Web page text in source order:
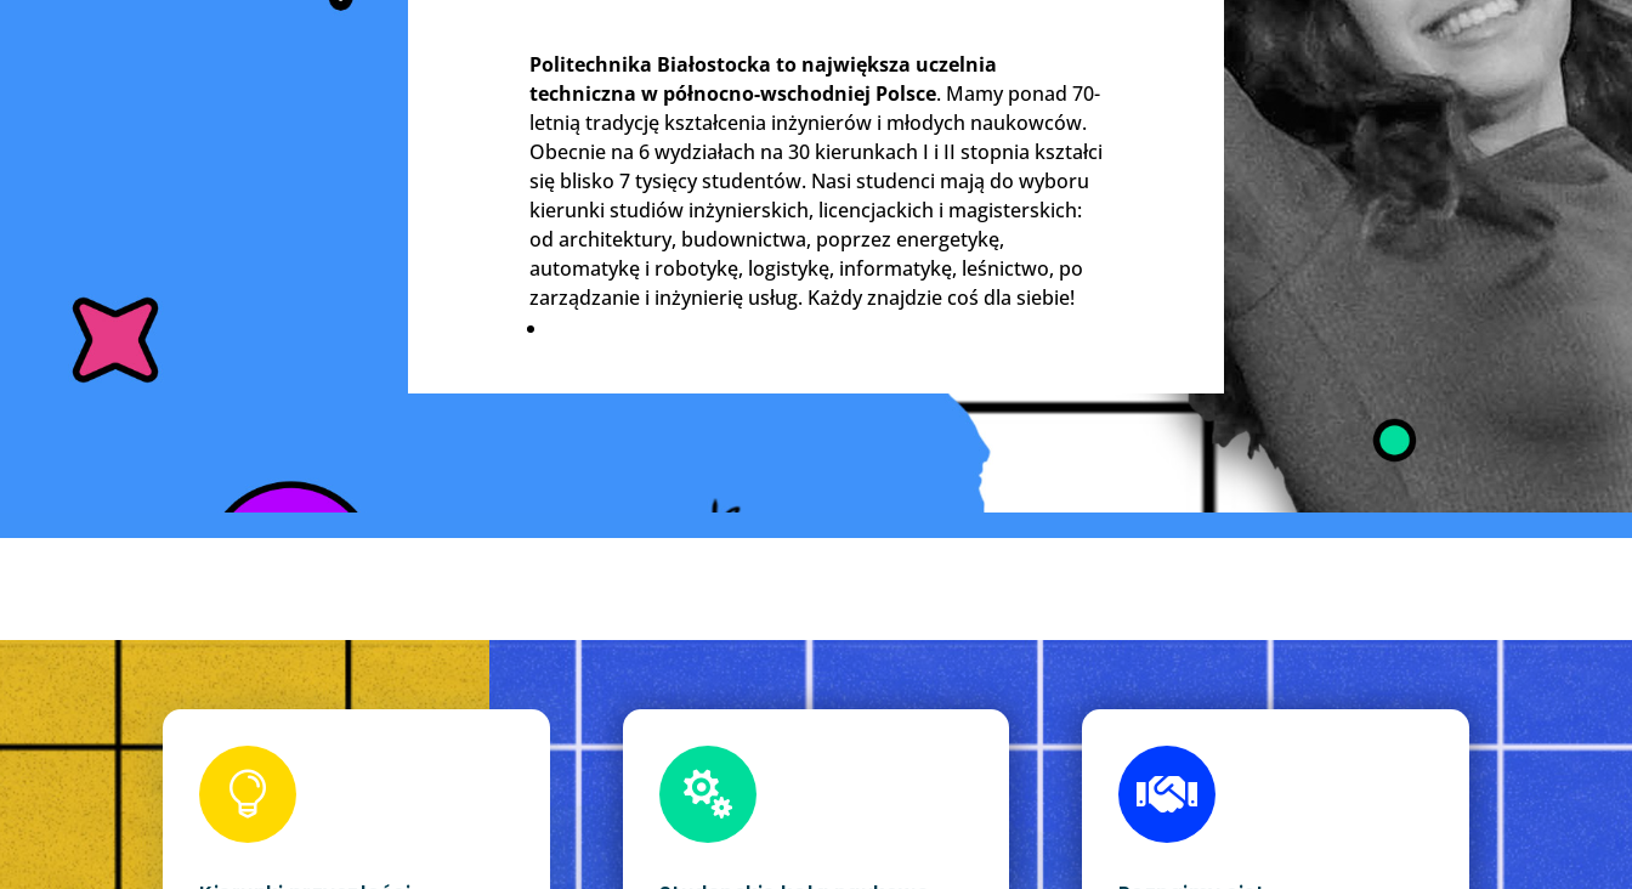
Politechnika Białostocka to największa uczelnia
techniczna w północno-wschodniej Polsce. Mamy ponad 70-
letnią tradycję kształcenia inżynierów i młodych naukowców.
Obecnie na 6 wydziałach na 30 kierunkach I i II stopnia kształci
się blisko 7 tysięcy studentów. Nasi studenci mają do wyboru
kierunki studiów inżynierskich, licencjackich i magisterskich:
od architektury, budownictwa, poprzez energetykę,
automatykę i robotykę, logistykę, informatykę, leśnictwo, po
zarządzanie i inżynierię usług. Każdy znajdzie coś dla siebie!
  